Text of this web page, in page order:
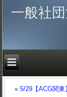
一般社
« 5/29【ACG関